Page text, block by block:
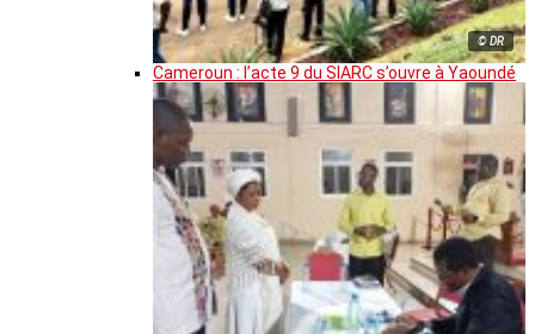
© DR
Cameroun : l’acte 9 du SIARC s’ouvre à Yaoundé